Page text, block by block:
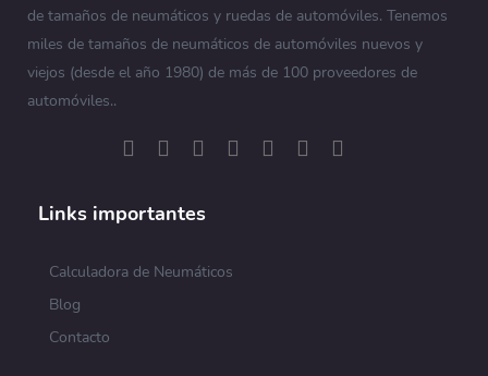
de tamaños de neumáticos y ruedas de automóviles. Tenemos
miles de tamaños de neumáticos de automóviles nuevos y
viejos (desde el año 1980) de más de 100 proveedores de
automóviles..
Links importantes
Calculadora de Neumáticos
Blog
Contacto